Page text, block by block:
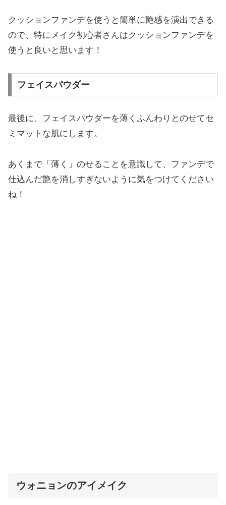
クッションファンデを使うと簡単に艶感を演出できる
ので、特にメイク初心者さんはクッションファンデを
使うと良いと思います！
フェイスパウダー
最後に、フェイスパウダーを薄くふんわりとのせてセ
ミマットな肌にします。
あくまで「薄く」のせることを意識して、ファンデで
仕込んだ艶を消しすぎないように気をつけてください
ね！
ウォニョンのアイメイク